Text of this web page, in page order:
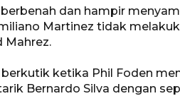
dan hampir
Martinez tidak
Mahrez.
ketika Phil Foden
Bernardo Silva dengan